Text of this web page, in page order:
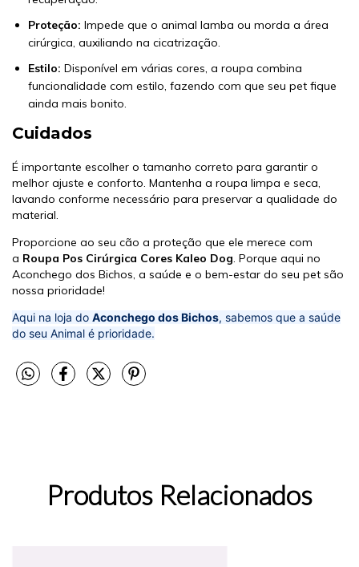
Proteção: Impede que o animal lamba ou morda a área
cirúrgica, auxiliando na cicatrização.
Estilo: Disponível em várias cores, a roupa combina
funcionalidade com estilo, fazendo com que seu pet fique
ainda mais bonito.
Cuidados
É importante escolher o tamanho correto para garantir o
melhor ajuste e conforto. Mantenha a roupa limpa e seca,
lavando conforme necessário para preservar a qualidade do
material.
Proporcione ao seu cão a proteção que ele merece com
a Roupa Pos Cirúrgica Cores Kaleo Dog. Porque aqui no
Aconchego dos Bichos, a saúde e o bem-estar do seu pet são
nossa prioridade!
Aqui na loja do Aconchego dos Bichos, sabemos que a saúde
do seu Animal é prioridade.
Produtos Relacionados